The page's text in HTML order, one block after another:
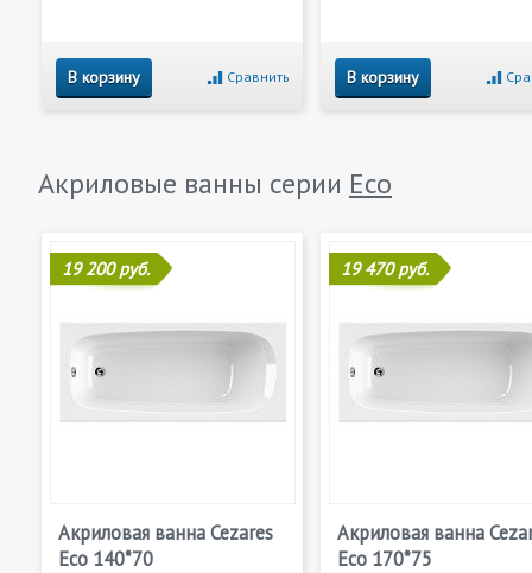
В корзину Сравнить В корзину
Акриловые ванны серии Eco
19 200 руб.
Акриловая ванна Cezares
Eco 140*70
19 470 руб.
Акриловая ванна
Eco 170*75